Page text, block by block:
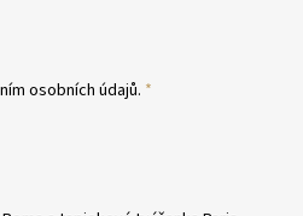
osobních údajů.